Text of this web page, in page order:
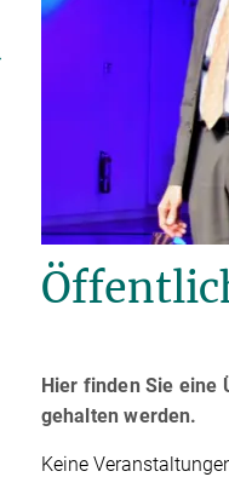
Hier finden Sie eine
gehalten werden.
Keine